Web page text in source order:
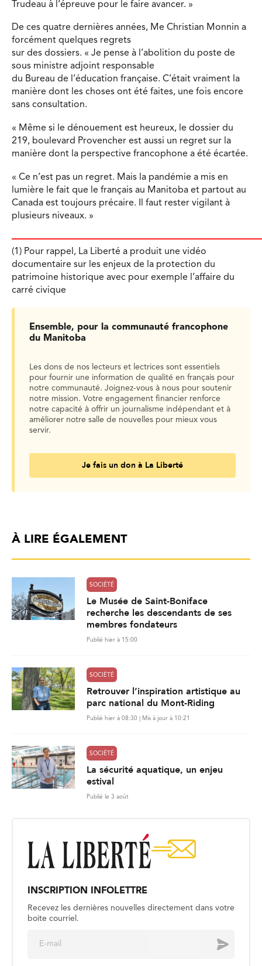
Trudeau à l’épreuve pour le faire avancer. »
De ces quatre dernières années, Me Christian Monnin a
forcément quelques regrets
sur des dossiers. « Je pense à l’abolition du poste de
sous ministre adjoint responsable
du Bureau de l’éducation française. C’était vraiment la
manière dont les choses ont été faites, une fois encore
sans consultation.
« Même si le dénouement est heureux, le dossier du
219, boulevard Provencher est aussi un regret sur la
manière dont la perspective francophone a été écartée.
« Ce n’est pas un regret. Mais la pandémie a mis en
lumière le fait que le français au Manitoba et partout au
Canada est toujours précaire. Il faut rester vigilant à
plusieurs niveaux. »
(1) Pour rappel, La Liberté a produit une vidéo
documentaire sur les enjeux de la protection du
patrimoine historique avec pour exemple l’affaire du
carré civique
Ensemble, pour la communauté francophone
du Manitoba
Les dons de nos lecteurs et lectrices sont essentiels
pour fournir une information de qualité en français pour
notre communauté. Joignez-vous à nous pour soutenir
notre mission. Votre engagement financier renforce
notre capacité à offrir un journalisme indépendant et à
améliorer notre salle de nouvelles pour mieux vous
servir.
Je fais un don à La Liberté
À LIRE ÉGALEMENT
SOCIÉTÉ
Le Musée de Saint-Boniface
recherche les descendants de ses
membres fondateurs
Publié hier à 15:00
SOCIÉTÉ
Retrouver l’inspiration artistique au
parc national du Mont-Riding
Publié hier à 08:30 | Mis à jour à 10:21
SOCIÉTÉ
La sécurité aquatique, un enjeu
estival
Publié le 3 août
INSCRIPTION INFOLETTRE
Recevez les dernières nouvelles directement dans votre
boite courriel.
Envoyer